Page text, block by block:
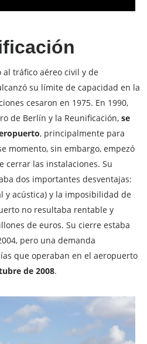
al tráfico aéreo civil y de
su límite de capacidad en la
cesaron en 1975. En 1990,
de Berlín y la Reunificación, se
, principalmente para
momento, sin embargo, empezó
cerrar las instalaciones. Su
dos importantes desventajas:
y acústica) y la imposibilidad de
no resultaba rentable y
de euros. Su cierre estaba
pero una demanda
que operaban en el aeropuerto
de 2008.